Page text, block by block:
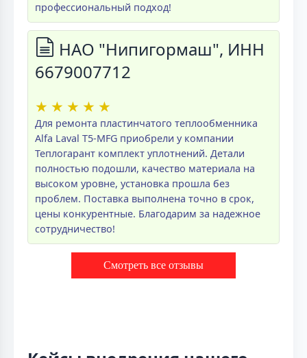
профессиональный подход!
НАО "Нипигормаш", ИНН
6679007712
★ ★ ★ ★ ★
Для ремонта пластинчатого теплообменника
Alfa Laval T5-MFG приобрели у компании
Теплогарант комплект уплотнений. Детали
полностью подошли, качество материала на
высоком уровне, установка прошла без
проблем. Поставка выполнена точно в срок,
цены конкурентные. Благодарим за надежное
сотрудничество!
Смотреть все отзывы